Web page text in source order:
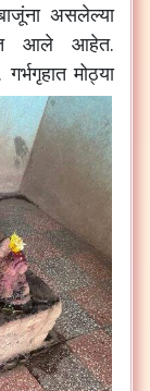
बाजूंना असलेल्या
आले आहेत.
गर्भगृहात मोठ्या